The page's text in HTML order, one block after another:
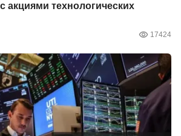
акциями технологических
17424